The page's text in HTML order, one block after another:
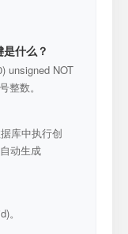
什么？
unsigned NOT
整数。
库中执行创
动生成
。